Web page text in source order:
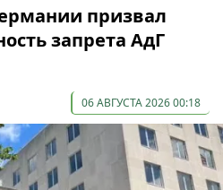
призвал
запрета АдГ
06 АВГУСТА 2026 00:18